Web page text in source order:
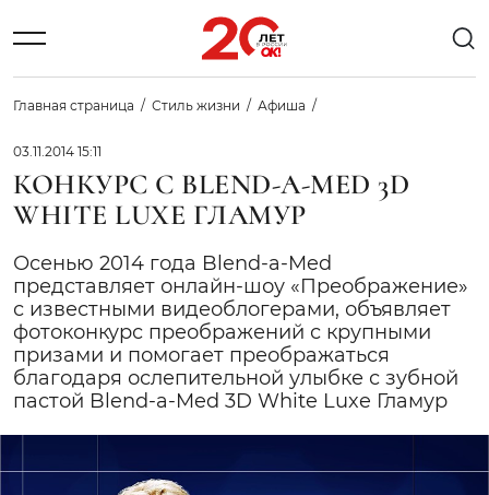
Главная страница Стиль жизни Афиша
03.11.2014 15:11
КОНКУРС С BLEND-A-MED 3D
WHITE LUXE ГЛАМУР
Осенью 2014 года Blend-a-Med
представляет онлайн-шоу «Преображение»
с известными видеоблогерами, объявляет
фотоконкурс преображений с крупными
призами и помогает преображаться
благодаря ослепительной улыбке с зубной
пастой Blend-a-Med 3D White Luxe Гламур